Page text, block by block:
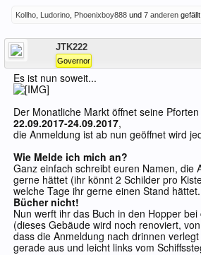
Kollho Ludorino Phoenixboy888 und 7 anderen gefällt
JTK222
Governor
Es ist nun soweit...
Der Monatliche Markt öffnet seine
22.09.2017-24.09.2017,
die Anmeldung ist ab nun geöffnet wird
Wie Melde ich mich an?
Ganz einfach schreibt euren Namen, die
gerne hättet (ihr könnt 2 Schilder pro
welche Tage ihr gerne einen Stand hättet.
Bücher nicht!
Nun werft ihr das Buch in den Hopper
(dieses Gebäude wird noch renoviert,
dass die Anmeldung nach drinnen
gerade aus und leicht links vom